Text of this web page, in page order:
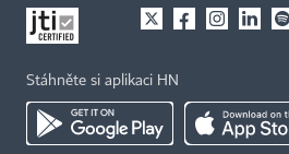
Stáhněte si aplikaci HN